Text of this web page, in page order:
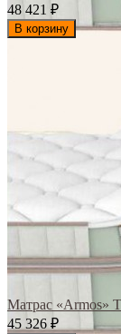
48 421
₽
В корзину
Матрас «Armos»
45 326 ₽